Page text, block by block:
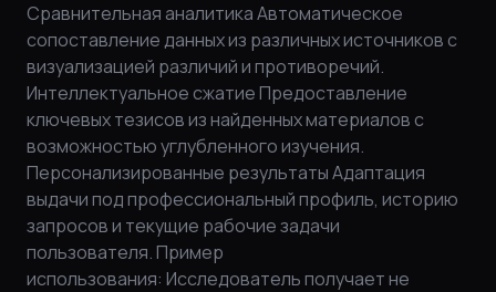
Сравнительная аналитика Автоматическое
сопоставление данных из различных источников с
визуализацией различий и противоречий.
Интеллектуальное сжатие Предоставление
ключевых тезисов из найденных материалов с
возможностью углубленного изучения.
Персонализированные результаты Адаптация
выдачи под профессиональный профиль, историю
запросов и текущие рабочие задачи
пользователя. Пример
использования: Исследователь получает не